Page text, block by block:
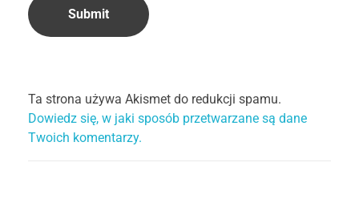
Ta strona używa Akismet do redukcji spamu.
Dowiedz się, w jaki sposób przetwarzane są dane
Twoich komentarzy.